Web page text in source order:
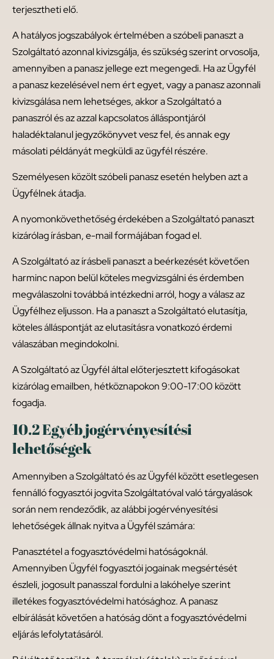
terjesztheti elő.
A hatályos jogszabályok értelmében a szóbeli panaszt a
Szolgáltató azonnal kivizsgálja, és szükség szerint orvosolja,
amennyiben a panasz jellege ezt megengedi. Ha az Ügyfél
a panasz kezelésével nem ért egyet, vagy a panasz azonnali
kivizsgálása nem lehetséges, akkor a Szolgáltató a
panaszról és az azzal kapcsolatos álláspontjáról
haladéktalanul jegyzőkönyvet vesz fel, és annak egy
másolati példányát megküldi az ügyfél részére.
Személyesen közölt szóbeli panasz esetén helyben azt a
Ügyfélnek átadja.
A nyomonkövethetőség érdekében a Szolgáltató panaszt
kizárólag írásban, e-mail formájában fogad el.
A Szolgáltató az írásbeli panaszt a beérkezését követően
harminc napon belül köteles megvizsgálni és érdemben
megválaszolni továbbá intézkedni arról, hogy a válasz az
Ügyfélhez eljusson. Ha a panaszt a Szolgáltató elutasítja,
köteles álláspontját az elutasításra vonatkozó érdemi
válaszában megindokolni.
A Szolgáltató az Ügyfél által előterjesztett kifogásokat
kizárólag emailben, hétköznapokon 9:00-17:00 között
fogadja.
10.2 Egyéb jogérvényesítési
lehetőségek
Amennyiben a Szolgáltató és az Ügyfél között esetlegesen
fennálló fogyasztói jogvita Szolgáltatóval való tárgyalások
során nem rendeződik, az alábbi jogérvényesítési
lehetőségek állnak nyitva a Ügyfél számára:
Panasztétel a fogyasztóvédelmi hatóságoknál.
Amennyiben Ügyfél fogyasztói jogainak megsértését
észleli, jogosult panasszal fordulni a lakóhelye szerint
illetékes fogyasztóvédelmi hatósághoz. A panasz
elbírálását követően a hatóság dönt a fogyasztóvédelmi
eljárás lefolytatásáról.